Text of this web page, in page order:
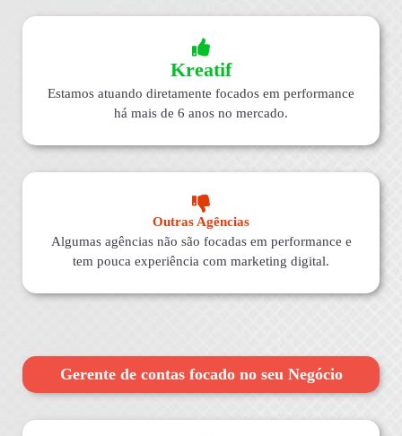
Kreatif
Estamos atuando diretamente focados em performance
há mais de 6 anos no mercado.
Outras Agências
Algumas agências não são focadas em performance e
tem pouca experiência com marketing digital.
Gerente de contas focado no seu Negócio